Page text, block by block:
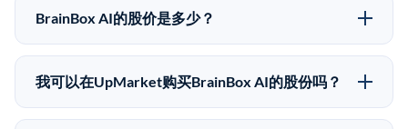
BrainBox AI的股价是多少？
BrainBox AI没有公开股价，因为它是一家私有公司。最
近的已知股价来自其最近一轮融资。 二级市场上的Pre-
有所不同。
我可以在UpMarket购买BrainBox AI的股份吗？
可以。合格投资者可以通过填写本页表单或在